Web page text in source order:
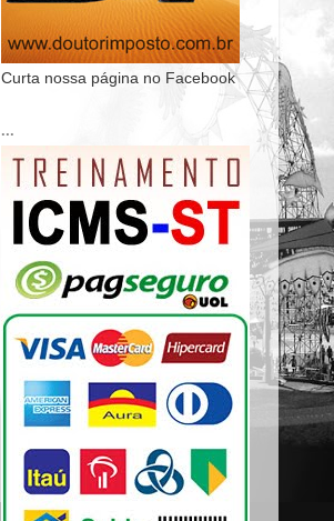
Curta nossa página no Facebook
...